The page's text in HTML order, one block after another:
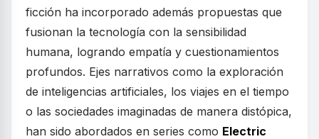
ficción ha incorporado además propuestas que
fusionan la tecnología con la sensibilidad
humana, logrando empatía y cuestionamientos
profundos. Ejes narrativos como la exploración
de inteligencias artificiales, los viajes en el tiempo
o las sociedades imaginadas de manera distópica,
han sido abordados en series como Electric